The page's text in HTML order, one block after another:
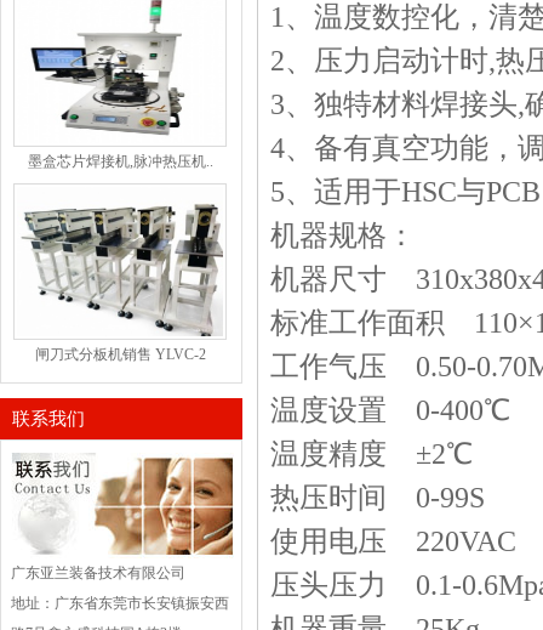
墨盒芯片焊接机,脉冲热压机..
闸刀式分板机销售 YLVC-2
联系我们
广东亚兰装备技术有限公司
地址：广东省东莞市长安镇振安西
1 、温度数控化，清
2、压力启动计时,热
3、独特材料焊接头,
4、备有真空功能，
5、适用于HSC与PCB
机器规格：
机器尺寸
标准工作面积
110×
工作气压
0.50-
温度设置
0-400℃
温度精度
±2℃
热压时间
0-99S
使用电压
220VAC
压头压力
0.1-